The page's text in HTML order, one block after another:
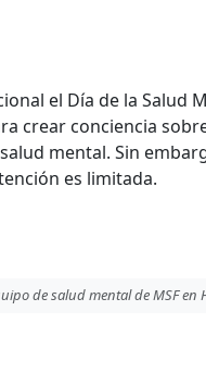
el Día de la Salud
crear conciencia
mental. Sin
es limitada.
de salud mental de MSF